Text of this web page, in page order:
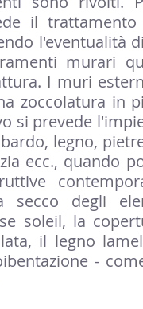
il trattamento
l'eventualità
murari
I muri
zoccolatura in
si prevede
legno,
ecc., quando
secco degli
soleil, la
il legno
-